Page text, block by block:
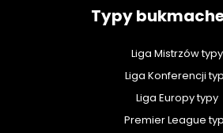
Typy
Liga Mistrzów typy
Liga Konferencji
Liga Europy typy
Premier League